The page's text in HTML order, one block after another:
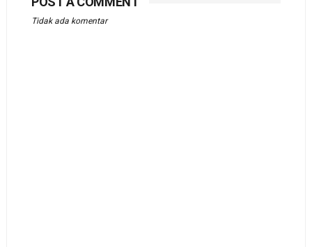
Tidak ada komentar